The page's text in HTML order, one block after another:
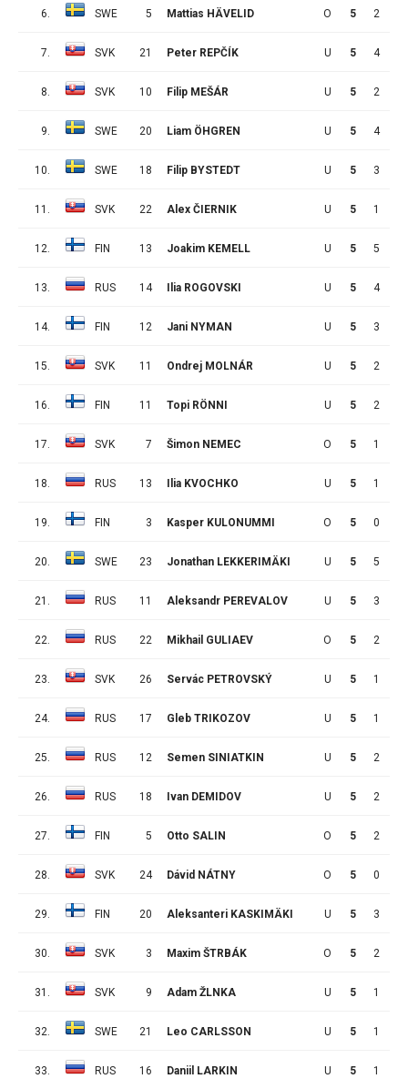
6. SWE 5 Mattias HÄVELID O 5 2
7. SVK 21 Peter REPČÍK U 5 4
8. SVK 10 Filip MEŠÁR U 5 2
9. SWE 20 Liam ÖHGREN U 5 4
10. SWE 18 Filip BYSTEDT U 5 3
11. SVK 22 Alex ČIERNIK U 5 1
12. FIN 13 Joakim KEMELL U 5 5
13. RUS 14 Ilia ROGOVSKI U 5 4
14. FIN 12 Jani NYMAN U 5 3
15. SVK 11 Ondrej MOLNÁR U 5 2
16. FIN 11 Topi RÖNNI U 5 2
17. SVK 7 Šimon NEMEC O 5 1
18. RUS 13 Ilia KVOCHKO U 5 1
19. FIN 3 Kasper KULONUMMI O 5 0
20. SWE 23 Jonathan LEKKERIMÄKI U 5 5
21. RUS 11 Aleksandr PEREVALOV U 5 3
22. RUS 22 Mikhail GULIAEV O 5 2
23. SVK 26 Servác PETROVSKÝ U 5 1
24. RUS 17 Gleb TRIKOZOV U 5 1
25. RUS 12 Semen SINIATKIN U 5 2
26. RUS 18 Ivan DEMIDOV U 5 2
27. FIN 5 Otto SALIN O 5 2
28. SVK 24 Dávid NÁTNY O 5 0
29. FIN 20 Aleksanteri KASKIMÄKI U 5 3
30. SVK 3 Maxim ŠTRBÁK O 5 2
31. SVK 9 Adam ŽLNKA U 5 1
32. SWE 21 Leo CARLSSON U 5 1
33. RUS 16 Daniil LARKIN U 5 1